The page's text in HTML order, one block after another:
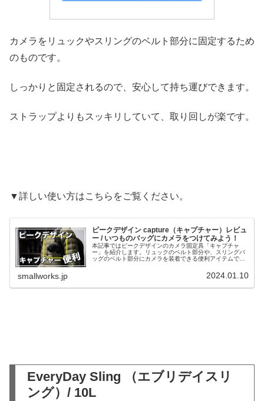
カメラをリュックやスリングのベルト部分に固定するため
のものです。
しっかりと固定されるので、安心して持ち運びできます。
ストラップよりもスッキリしていて、取り回しが楽です。
▼詳しい使い方はこちらをご覧ください。
ピークデザイン capture（キャプチャー）レビュ
ー / いつものバッグにカメラをつけてみよう！
本記事ではピークデザインのカメラ固定具「キャプチャ
ー」を紹介します。リュックのベルト部分や、スリングバ
ッグのベルト部分にカメラを装着できる便利アイテムで
smallworks.jp 2024.01.10
EveryDay Sling （エブリデイスリ
ング）/ 10L